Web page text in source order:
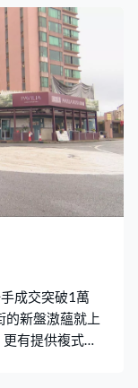
到將軍澳日出
，成績對比早
宅區，今次戶
尖八角，設計
主要求。
成交突破1萬
的新盤滶蘊就上
有提供複式